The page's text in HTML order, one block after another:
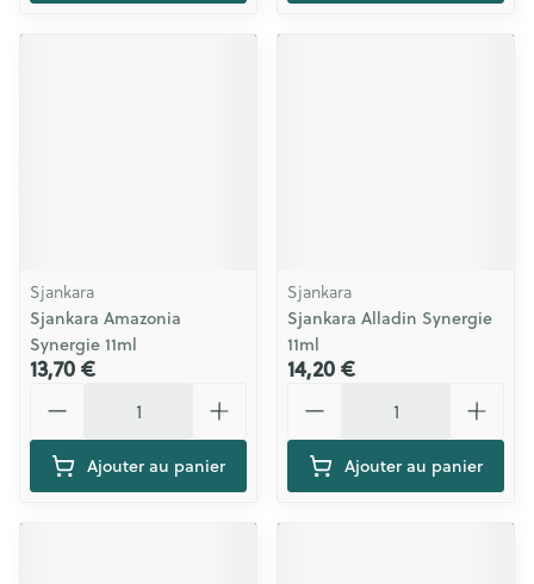
Sjankara
Sjankara Amazonia
Synergie 11ml
13,70 €
Ajouter au panier
Sjankara
Sjankara Alladin Synergie
11ml
14,20 €
Ajouter au panier